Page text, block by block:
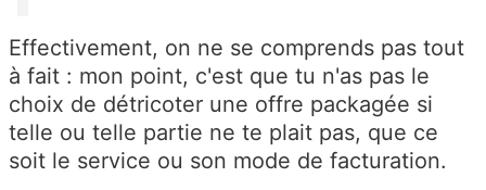
Effectivement, on ne se comprends pas tout
à fait : mon point, c'est que tu n'as pas le
choix de détricoter une offre packagée si
telle ou telle partie ne te plait pas, que ce
soit le service ou son mode de facturation.